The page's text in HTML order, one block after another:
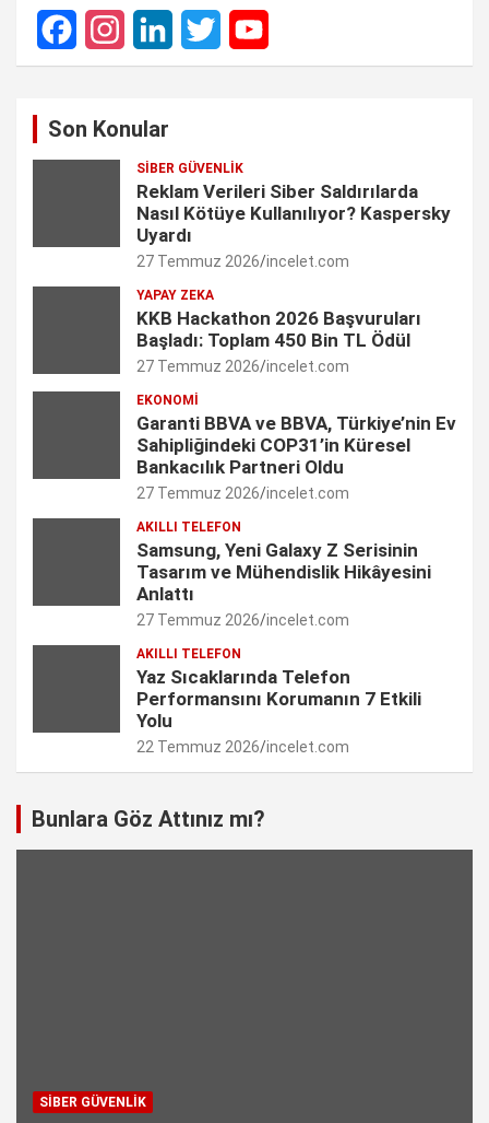
F
I
L
k
e
d
n
T
t
t
e
r
Y
T
u
b
C
a
n
n
e
l
Son Konular
SIBER GÜVENLIK
Reklam Verileri Siber Saldırılarda
Nasıl Kötüye Kullanılıyor? Kaspersky
Uyardı
27 Temmuz 2026 incelet.com
YAPAY ZEKA
KKB Hackathon 2026 Başvuruları
Başladı: Toplam 450 Bin TL Ödül
27 Temmuz 2026 incelet.com
EKONOMI
Garanti BBVA ve BBVA, Türkiye’nin Ev
Sahipliğindeki COP31’in Küresel
Bankacılık Partneri Oldu
27 Temmuz 2026 incelet.com
AKILLI TELEFON
Samsung, Yeni Galaxy Z Serisinin
Tasarım ve Mühendislik Hikâyesini
Anlattı
27 Temmuz 2026 incelet.com
AKILLI TELEFON
Yaz Sıcaklarında Telefon
Performansını Korumanın 7 Etkili
Yolu
22 Temmuz 2026 incelet.com
Bunlara Göz Attınız mı?
SIBER GÜVENLIK